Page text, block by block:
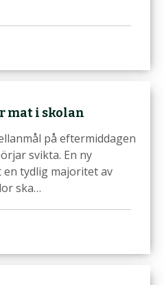
mat i skolan
på eftermiddagen
svikta. En ny
tydlig majoritet av
ska…